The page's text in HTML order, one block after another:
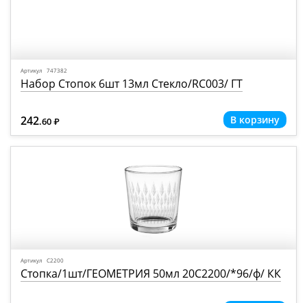
Артикул 747382
Набор Стопок 6шт 13мл Стекло/RC003/ ГТ
242.60 Р
=
Артикул С2200
Стопка/1шт/ГЕОМЕТРИЯ 50мл 20С2200/*96/ф/ КК